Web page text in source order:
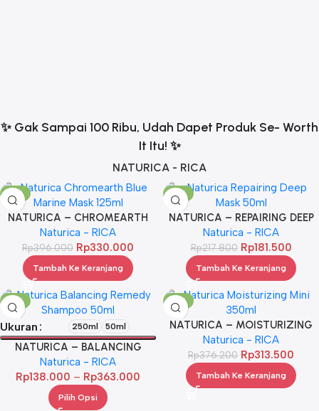
✨ Gak Sampai 100 Ribu, Udah Dapet Produk Se- Worth
It Itu! ✨
NATURICA - RICA
-17%
NATURICA – CHROMEARTH
BLUE MARINE MASK 125 ML
Naturica - RICA
Rp396.000 Rp330.000
Tambah Ke Keranjang
-17%
NATURICA – REPAIRING DEEP
MASK 50ML
Naturica - RICA
Rp217.800 Rp181.500
Tambah Ke Keranjang
-17%
Ukuran 250ml 50ml
NATURICA – BALANCING
REMEDY SHP 50ML
Naturica - RICA
Rp138.000 – Rp363.000
Pilih Opsi
-17%
NATURICA – MOISTURIZING
MINIS 3*50ML
Naturica - RICA
Rp376.200 Rp313.500
Tambah Ke Keranjang